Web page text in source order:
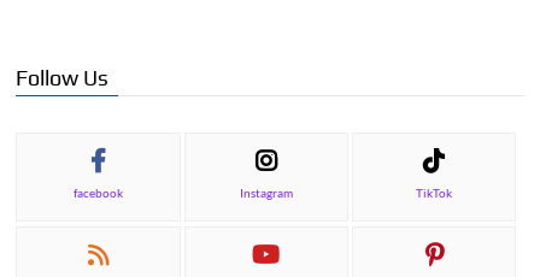
Follow Us
facebook Instagram TikTok